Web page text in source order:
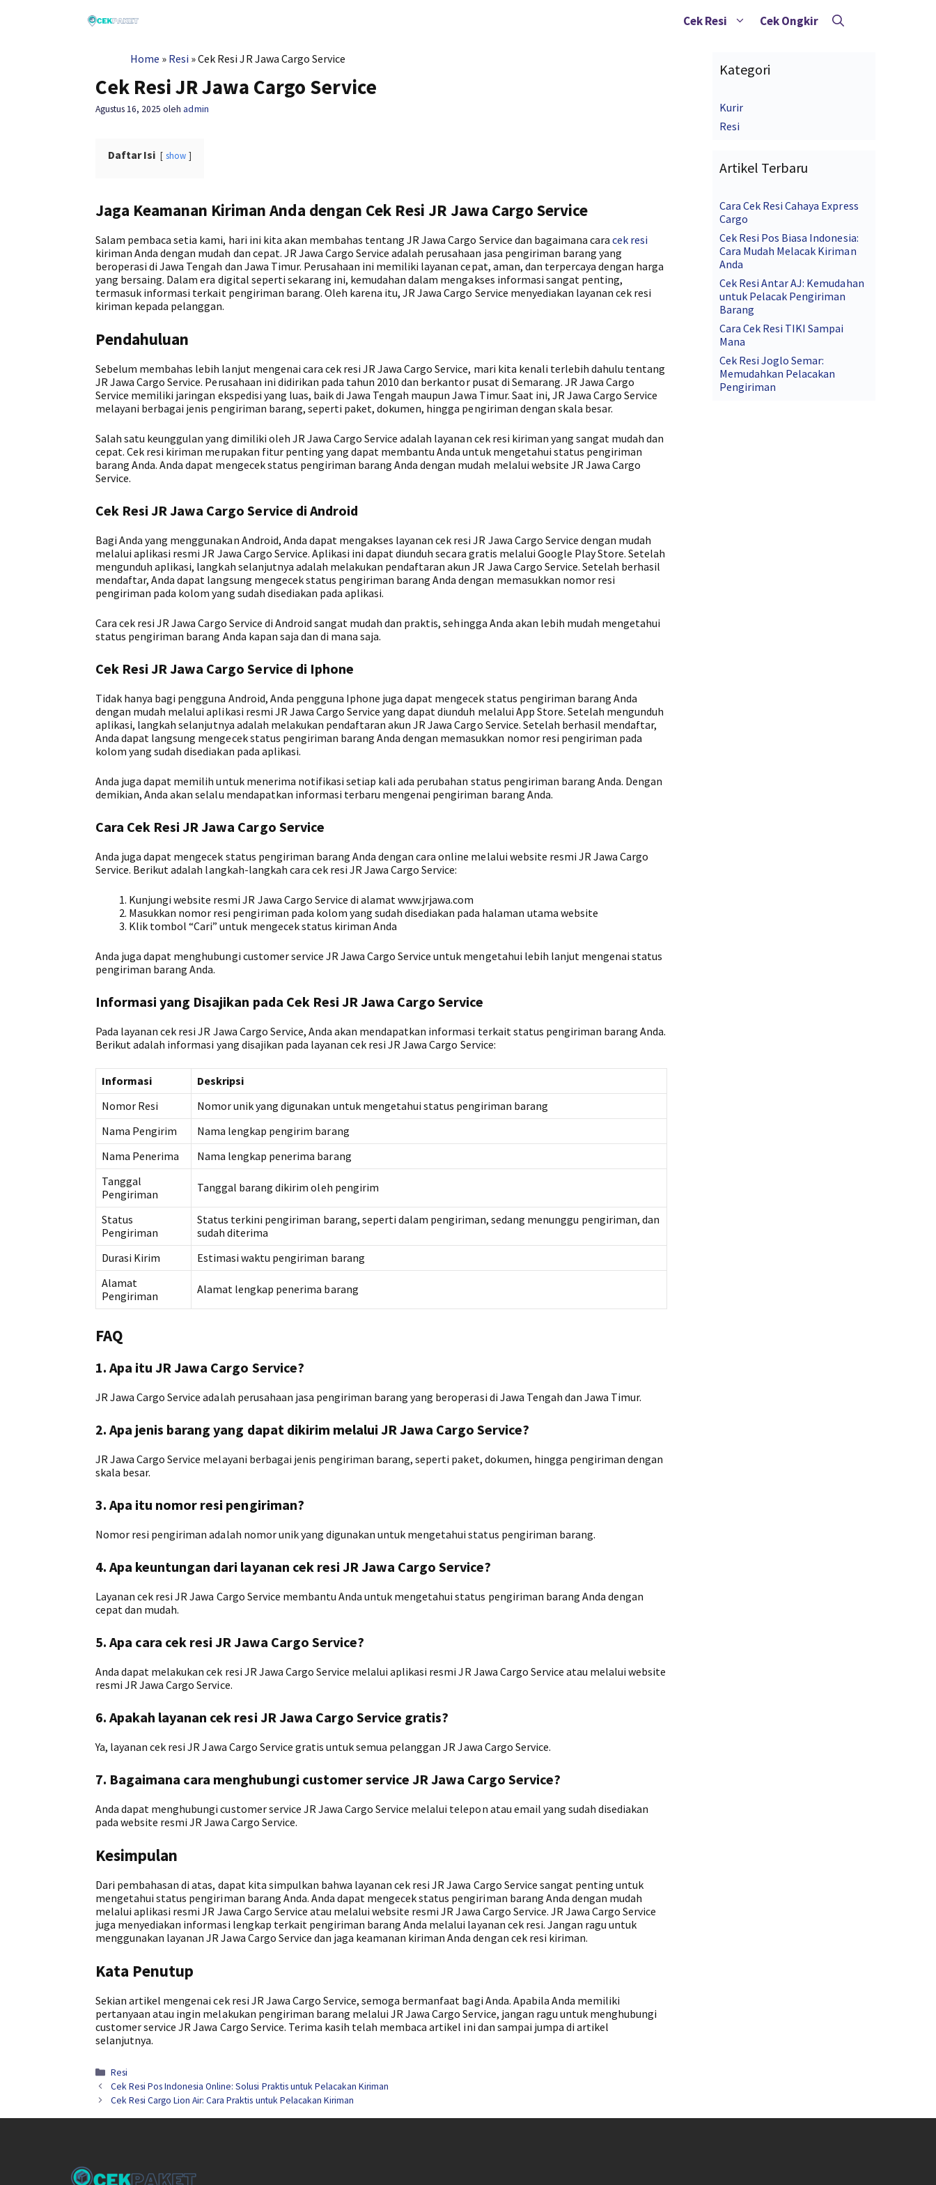
Cek Resi Cek Ongkir
Home » Resi »Cek Resi JR Jawa Cargo Service
Cek Resi JR Jawa Cargo Service
Agustus 16, 2025 oleh admin
Daftar Isi show
Jaga Keamanan Kiriman Anda dengan Cek Resi JR Jawa Cargo Service
Salam pembaca setia kami, hari ini kita akan membahas tentang JR Jawa Cargo Service dan bagaimana caracek resi
kiriman Anda dengan mudah dan cepat. JR Jawa Cargo Service adalah perusahaan jasa pengiriman barang yang
beroperasi di Jawa Tengah dan Jawa Timur. Perusahaan ini memiliki layanan cepat, aman, dan terpercaya dengan harga
yang bersaing. Dalam era digital seperti sekarang ini, kemudahan dalam mengakses informasi sangat penting,
termasuk informasi terkait pengiriman barang. Oleh karena itu, JR Jawa Cargo Service menyediakan layanan cek resi
kiriman kepada pelanggan.
Pendahuluan
Sebelum membahas lebih lanjut mengenai cara cek resi JR Jawa Cargo Service, mari kita kenali terlebih dahulu tentang
JR Jawa Cargo Service. Perusahaan ini didirikan pada tahun 2010 dan berkantor pusat di Semarang. JR Jawa Cargo
Service memiliki jaringan ekspedisi yang luas, baik di Jawa Tengah maupun Jawa Timur. Saat ini, JR Jawa Cargo Service
melayani berbagai jenis pengiriman barang, seperti paket, dokumen, hingga pengiriman dengan skala besar.
Salah satu keunggulan yang dimiliki oleh JR Jawa Cargo Service adalah layanan cek resi kiriman yang sangat mudah dan
cepat. Cek resi kiriman merupakan fitur penting yang dapat membantu Anda untuk mengetahui status pengiriman
barang Anda. Anda dapat mengecek status pengiriman barang Anda dengan mudah melalui website JR Jawa Cargo
Service.
Cek Resi JR Jawa Cargo Service di Android
Bagi Anda yang menggunakan Android, Anda dapat mengakses layanan cek resi JR Jawa Cargo Service dengan mudah
melalui aplikasi resmi JR Jawa Cargo Service. Aplikasi ini dapat diunduh secara gratis melalui Google Play Store. Setelah
mengunduh aplikasi, langkah selanjutnya adalah melakukan pendaftaran akun JR Jawa Cargo Service. Setelah berhasil
mendaftar, Anda dapat langsung mengecek status pengiriman barang Anda dengan memasukkan nomor resi
pengiriman pada kolom yang sudah disediakan pada aplikasi.
Cara cek resi JR Jawa Cargo Service di Android sangat mudah dan praktis, sehingga Anda akan lebih mudah mengetahui
status pengiriman barang Anda kapan saja dan di mana saja.
Cek Resi JR Jawa Cargo Service di Iphone
Tidak hanya bagi pengguna Android, Anda pengguna Iphone juga dapat mengecek status pengiriman barang Anda
dengan mudah melalui aplikasi resmi JR Jawa Cargo Service yang dapat diunduh melalui App Store. Setelah mengunduh
aplikasi, langkah selanjutnya adalah melakukan pendaftaran akun JR Jawa Cargo Service. Setelah berhasil mendaftar,
Anda dapat langsung mengecek status pengiriman barang Anda dengan memasukkan nomor resi pengiriman pada
kolom yang sudah disediakan pada aplikasi.
Anda juga dapat memilih untuk menerima notifikasi setiap kali ada perubahan status pengiriman barang Anda. Dengan
demikian, Anda akan selalu mendapatkan informasi terbaru mengenai pengiriman barang Anda.
Cara Cek Resi JR Jawa Cargo Service
Anda juga dapat mengecek status pengiriman barang Anda dengan cara online melalui website resmi JR Jawa Cargo
Service. Berikut adalah langkah-langkah cara cek resi JR Jawa Cargo Service:
Kunjungi website resmi JR Jawa Cargo Service di alamat www.jrjawa.com
Masukkan nomor resi pengiriman pada kolom yang sudah disediakan pada halaman utama website
Klik tombol “Cari” untuk mengecek status kiriman Anda
Anda juga dapat menghubungi customer service JR Jawa Cargo Service untuk mengetahui lebih lanjut mengenai status
pengiriman barang Anda.
Informasi yang Disajikan pada Cek Resi JR Jawa Cargo Service
Pada layanan cek resi JR Jawa Cargo Service, Anda akan mendapatkan informasi terkait status pengiriman barang Anda.
Berikut adalah informasi yang disajikan pada layanan cek resi JR Jawa Cargo Service:
Informasi
Deskripsi
Nomor Resi
Nomor unik yang digunakan untuk mengetahui status pengiriman barang
Nama Pengirim
Nama lengkap pengirim barang
Nama Penerima
Nama lengkap penerima barang
Tanggal
Pengiriman
Tanggal barang dikirim oleh pengirim
Status
Pengiriman
Status terkini pengiriman barang, seperti dalam pengiriman, sedang menunggu pengiriman, dan
sudah diterima
Durasi Kirim
Estimasi waktu pengiriman barang
Alamat
Pengiriman
Alamat lengkap penerima barang
FAQ
1. Apa itu JR Jawa Cargo Service?
JR Jawa Cargo Service adalah perusahaan jasa pengiriman barang yang beroperasi di Jawa Tengah dan Jawa Timur.
2. Apa jenis barang yang dapat dikirim melalui JR Jawa Cargo Service?
JR Jawa Cargo Service melayani berbagai jenis pengiriman barang, seperti paket, dokumen, hingga pengiriman dengan
skala besar.
3. Apa itu nomor resi pengiriman?
Nomor resi pengiriman adalah nomor unik yang digunakan untuk mengetahui status pengiriman barang.
4. Apa keuntungan dari layanan cek resi JR Jawa Cargo Service?
Layanan cek resi JR Jawa Cargo Service membantu Anda untuk mengetahui status pengiriman barang Anda dengan
cepat dan mudah.
5. Apa cara cek resi JR Jawa Cargo Service?
Anda dapat melakukan cek resi JR Jawa Cargo Service melalui aplikasi resmi JR Jawa Cargo Service atau melalui website
resmi JR Jawa Cargo Service.
6. Apakah layanan cek resi JR Jawa Cargo Service gratis?
Ya, layanan cek resi JR Jawa Cargo Service gratis untuk semua pelanggan JR Jawa Cargo Service.
7. Bagaimana cara menghubungi customer service JR Jawa Cargo Service?
Anda dapat menghubungi customer service JR Jawa Cargo Service melalui telepon atau email yang sudah disediakan
pada website resmi JR Jawa Cargo Service.
Kesimpulan
Dari pembahasan di atas, dapat kita simpulkan bahwa layanan cek resi JR Jawa Cargo Service sangat penting untuk
mengetahui status pengiriman barang Anda. Anda dapat mengecek status pengiriman barang Anda dengan mudah
melalui aplikasi resmi JR Jawa Cargo Service atau melalui website resmi JR Jawa Cargo Service. JR Jawa Cargo Service
juga menyediakan informasi lengkap terkait pengiriman barang Anda melalui layanan cek resi. Jangan ragu untuk
menggunakan layanan JR Jawa Cargo Service dan jaga keamanan kiriman Anda dengan cek resi kiriman.
Kata Penutup
Sekian artikel mengenai cek resi JR Jawa Cargo Service, semoga bermanfaat bagi Anda. Apabila Anda memiliki
pertanyaan atau ingin melakukan pengiriman barang melalui JR Jawa Cargo Service, jangan ragu untuk menghubungi
customer service JR Jawa Cargo Service. Terima kasih telah membaca artikel ini dan sampai jumpa di artikel
selanjutnya.
Kategori
Resi
Cek Resi Pos Indonesia Online: Solusi Praktis untuk Pelacakan Kiriman
Cek Resi Cargo Lion Air: Cara Praktis untuk Pelacakan Kiriman
Kategori
Kurir
Resi
Artikel Terbaru
Cara Cek Resi Cahaya Express
Cargo
Cek Resi Pos Biasa Indonesia:
Cara Mudah Melacak Kiriman
Anda
Cek Resi Antar AJ: Kemudahan
untuk Pelacak Pengiriman
Barang
Cara Cek Resi TIKI Sampai
Mana
Cek Resi Joglo Semar:
Memudahkan Pelacakan
Pengiriman